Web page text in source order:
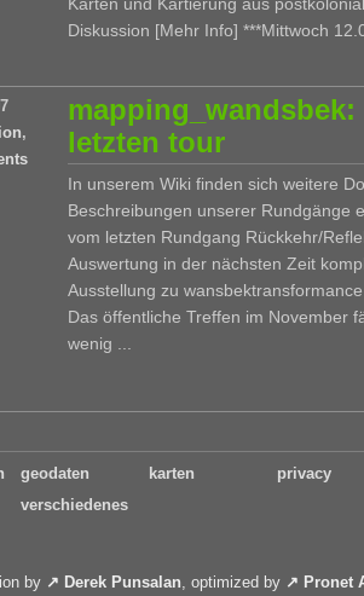
Diskussion [Mehr Info] ***Mittwoch
,
letzten tour
In unserem Wiki finden sich weitere
Beschreibungen unserer Rundgänge
vom letzten Rundgang Rückkehr/
Auswertung in der nächsten Zeit
Ausstellung zu
Das öffentliche Treffen im November
wenig ...
geodaten karten
privacy
verschiedenes
by Derek Punsalan, optimized by Pronet